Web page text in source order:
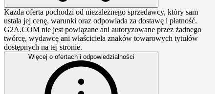
Każda oferta pochodzi od niezależnego sprzedawcy, który sam
ustala jej cenę, warunki oraz odpowiada za dostawę i płatność.
G2A.COM nie jest powiązane ani autoryzowane przez żadnego
twórcę, wydawcę ani właściciela znaków towarowych tytułów
dostępnych na tej stronie.
Więcej o ofertach i odpowiedzialności